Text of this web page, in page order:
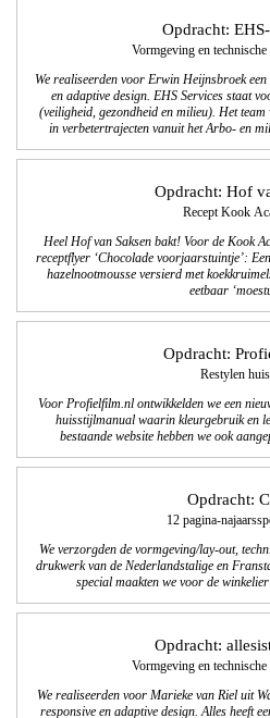
Opdracht:
Vormgeving en
We realiseerden voor Erwin Heijnsbroek
en adaptive design. EHS Services staat
(veiligheid, gezondheid en milieu). Het
in verbetertrajecten vanuit het Arbo- en
Opdracht: Hof
Recept Kook
Heel Hof van Saksen bakt! Voor de Kook
receptflyer ‘Chocolade voorjaarstuintje’:
hazelnootmousse versierd met
eetbaar
Opdracht:
Restylen
Voor Profielfilm.nl ontwikkelden we een
huisstijlmanual waarin kleurgebruik en
bestaande website hebben we ook
Opdracht:
12 pagina-
We verzorgden de vormgeving/lay-out,
drukwerk van de Nederlandstalige en
special maakten we voor de
Opdracht:
Vormgeving en
We realiseerden voor Marieke van Riel uit
responsive en adaptive design. Alles heeft